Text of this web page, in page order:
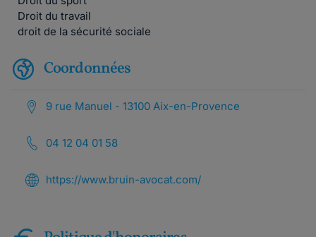
Droit du travail
droit de la sécurité sociale
Coordonnées
9 rue Manuel - 13100 Aix-en-Provence
04 12 04 01 58
https://www.bruin-avocat.com/